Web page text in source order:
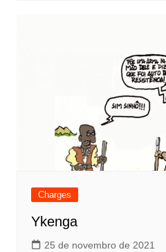
Charges
Ykenga
25 de novembro de 2021